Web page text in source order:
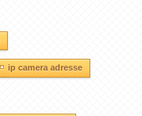
ip camera adresse